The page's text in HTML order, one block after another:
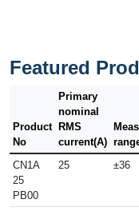
Featured
Product
No
Primary
nominal
RMS
current(A)
CN1A
25
PB00
25 ±36